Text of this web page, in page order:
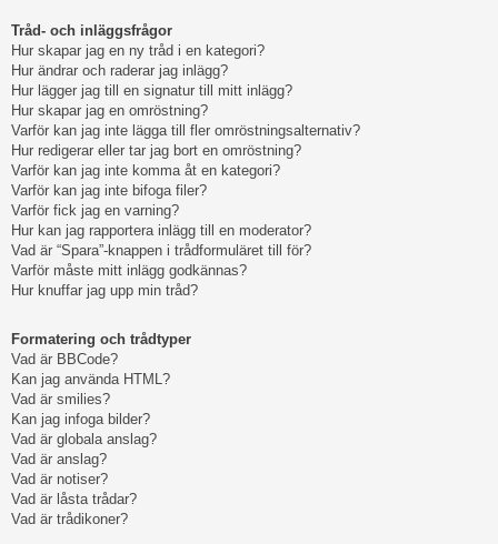
Tråd- och inläggsfrågor
Hur skapar jag en ny tråd i en kategori?
Hur ändrar och raderar jag inlägg?
Hur lägger jag till en signatur till mitt inlägg?
Hur skapar jag en omröstning?
Varför kan jag inte lägga till fler omröstningsalternativ?
Hur redigerar eller tar jag bort en omröstning?
Varför kan jag inte komma åt en kategori?
Varför kan jag inte bifoga filer?
Varför fick jag en varning?
Hur kan jag rapportera inlägg till en moderator?
Vad är “Spara”-knappen i trådformuläret till för?
Varför måste mitt inlägg godkännas?
Hur knuffar jag upp min tråd?
Formatering och trådtyper
Vad är BBCode?
Kan jag använda HTML?
Vad är smilies?
Kan jag infoga bilder?
Vad är globala anslag?
Vad är anslag?
Vad är notiser?
Vad är låsta trådar?
Vad är trådikoner?